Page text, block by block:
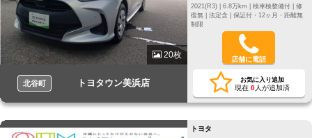
20枚
北谷町 トヨタウン美浜店
2021(R3) |
6.8万km | 検車検整備付 | 修
復無 | 法定含 | 保証付・12ヶ月・距離無
制限
店舗に電話
お気に入り追加
現在 0人が追加済
トヨタ